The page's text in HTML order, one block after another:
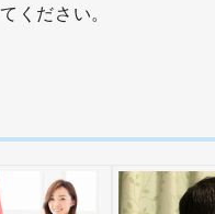
ください。